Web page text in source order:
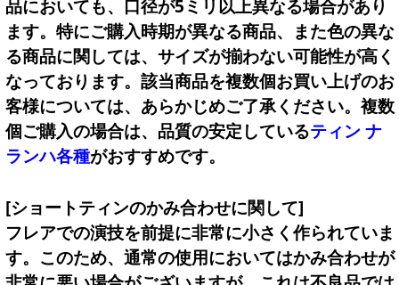
品においても、口径が5ミリ以上異なる場合があり
ます。特にご購入時期が異なる商品、また色の異な
る商品に関しては、サイズが揃わない可能性が高く
なっております。該当商品を複数個お買い上げのお
客様については、あらかじめご了承ください。複数
個ご購入の場合は、品質の安定しているティン ナ
ランハ各種がおすすめです。
[ショートティンのかみ合わせに関して]
フレアでの演技を前提に非常に小さく作られていま
す。このため、通常の使用においてはかみ合わせが